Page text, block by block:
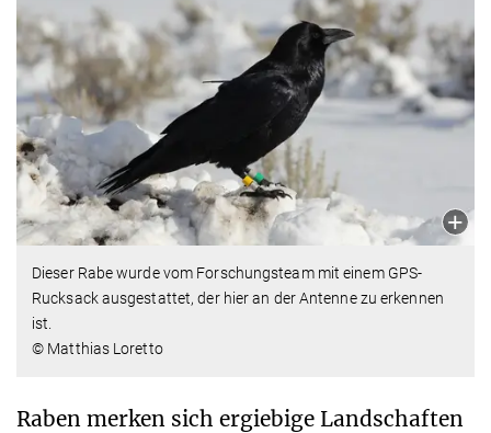
Dieser Rabe wurde vom Forschungsteam mit einem GPS-
Rucksack ausgestattet, der hier an der Antenne zu erkennen
ist.
© Matthias Loretto
Raben merken sich ergiebige Landschaften